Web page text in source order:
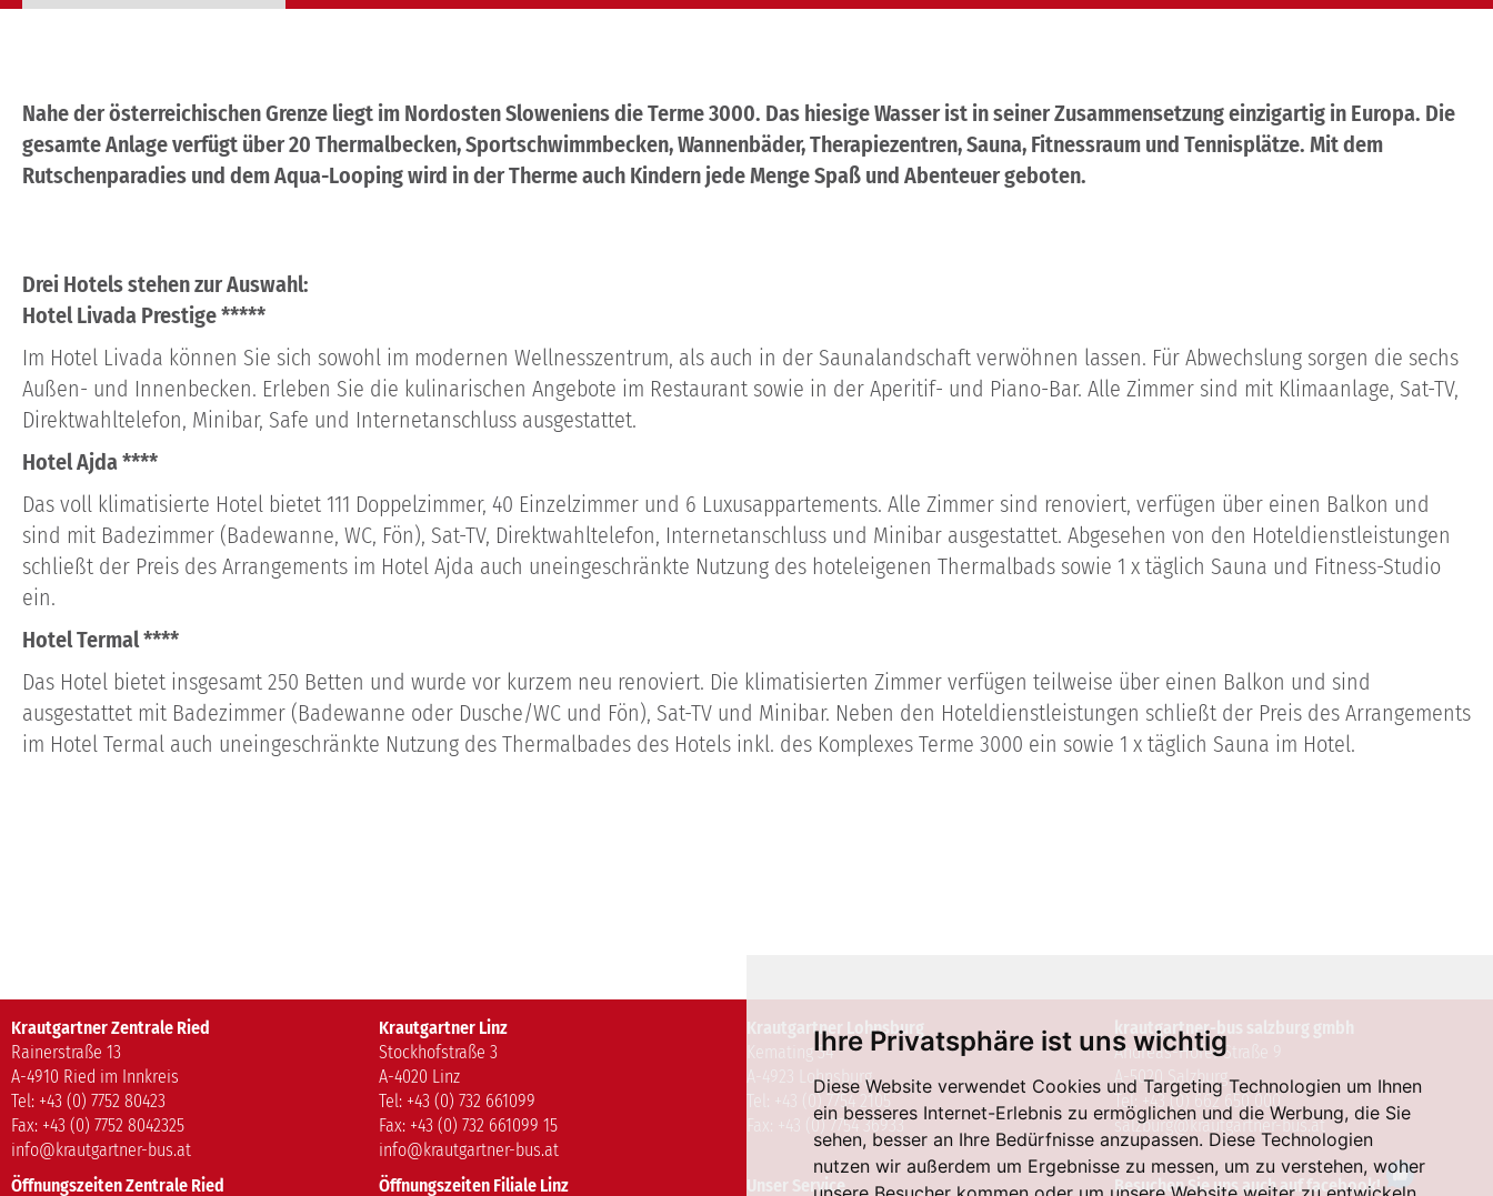
Ihre Privatsphäre ist uns wichtig
Diese Website verwendet Cookies und Targeting Technologien um Ihnen
ein besseres Internet-Erlebnis zu ermöglichen und die Werbung, die Sie
sehen, besser an Ihre Bedürfnisse anzupassen. Diese Technologien
nutzen wir außerdem um Ergebnisse zu messen, um zu verstehen, woher
Nahe der österreichischen Grenze liegt im Nordosten Sloweniens die Terme 3000. Das hiesige Wasser ist in seiner Zusammensetzung einzigartig in Europa. Die
gesamte Anlage verfügt über 20 Thermalbecken, Sportschwimmbecken, Wannenbäder, Therapiezentren, Sauna, Fitnessraum und Tennisplätze. Mit dem
Rutschenparadies und dem Aqua-Looping wird in der Therme auch Kindern jede Menge Spaß und Abenteuer geboten.
Drei Hotels stehen zur Auswahl:
Hotel Livada Prestige *****
Im Hotel Livada können Sie sich sowohl im modernen Wellnesszentrum, als auch in der Saunalandschaft verwöhnen lassen. Für Abwechslung sorgen die sechs
Außen- und Innenbecken. Erleben Sie die kulinarischen Angebote im Restaurant sowie in der Aperitif- und Piano-Bar. Alle Zimmer sind mit Klimaanlage, Sat-TV,
Direktwahltelefon, Minibar, Safe und Internetanschluss ausgestattet.
Hotel Ajda ****
Das voll klimatisierte Hotel bietet 111 Doppelzimmer, 40 Einzelzimmer und 6 Luxusappartements. Alle Zimmer sind renoviert, verfügen über einen Balkon und
sind mit Badezimmer (Badewanne, WC, Fön), Sat-TV, Direktwahltelefon, Internetanschluss und Minibar ausgestattet. Abgesehen von den Hoteldienstleistungen
schließt der Preis des Arrangements im Hotel Ajda auch uneingeschränkte Nutzung des hoteleigenen Thermalbads sowie 1 x täglich Sauna und Fitness-Studio
ein.
Hotel Termal ****
Das Hotel bietet insgesamt 250 Betten und wurde vor kurzem neu renoviert. Die klimatisierten Zimmer verfügen teilweise über einen Balkon und sind
ausgestattet mit Badezimmer (Badewanne oder Dusche/WC und Fön), Sat-TV und Minibar. Neben den Hoteldienstleistungen schließt der Preis des Arrangements
im Hotel Termal auch uneingeschränkte Nutzung des Thermalbades des Hotels inkl. des Komplexes Terme 3000 ein sowie 1 x täglich Sauna im Hotel.
Krautgartner Zentrale Ried
Rainerstraße 13
A-4910 Ried im Innkreis
Tel: +43 (0) 7752 80423
Fax: +43 (0) 7752 8042325
info@krautgartner-bus.at
Krautgartner Linz
Stockhofstraße 3
A-4020 Linz
Tel: +43 (0) 732 661099
Fax: +43 (0) 732 661099 15
info@krautgartner-bus.at
Krautgartner Lohnsburg
Kemating 34
A-4923 Lohnsburg
Tel: +43 (0) 7754 2105
Fax: +43 (0) 7754 36933
krautgartner-bus salzburg gmbh
Andreas-Hofer-Straße 9
A-5020 Salzburg
Tel: +43 (0) 662 650 000
salzburg@krautgartner-bus.at
Öffnungszeiten Zentrale Ried Öffnungszeiten Filiale Linz Unser Service Besuchen Sie uns auch auf facebook!